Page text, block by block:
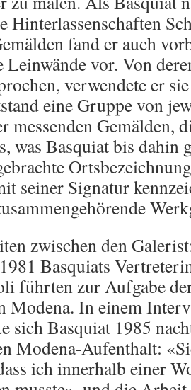
Hinterlassenschaften
fand er auch
Leinwände vor. Von
verwendete er
eine Gruppe von
messenden Gemälden,
was Basquiat bis dahin
seiner Signatur
zwischen den
Basquiats
führten zur Aufgabe
Modena. In einem
sich Basquiat 1985
Modena-Aufenthalt:
ich innerhalb einer